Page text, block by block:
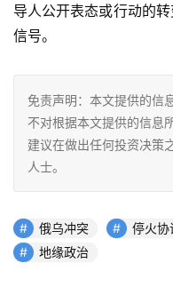
导人公开表态或行动的
信号。
免责声明：本文提供的信
不对根据本文提供的信息
建议在做出任何投资决策
人士。
俄乌冲突 停火协
地缘政治